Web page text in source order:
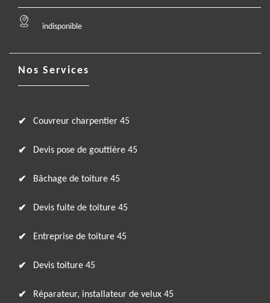
indisponible
Nos Services
Couvreur charpentier 45
Devis pose de gouttière 45
Bâchage de toiture 45
Devis fuite de toiture 45
Entreprise de toiture 45
Devis toiture 45
Réparateur, installateur de velux 45